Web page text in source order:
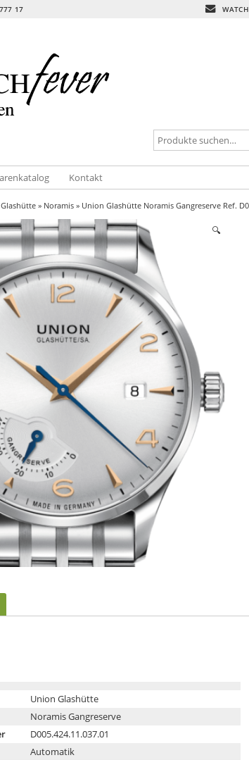
17
Kontakt
» Noramis » Union Glashütte Noramis Gangreserve Ref.
🔍
Union Glashütte
Noramis Gangreserve
D005.424.11.037.01
Automatik